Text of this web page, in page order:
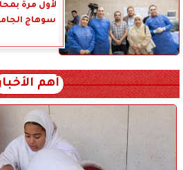
لأول مرة
سوهاج
أهم